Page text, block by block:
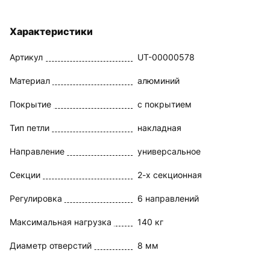
Характеристики
Артикул UT-00000578
Материал алюминий
Покрытие с покрытием
Тип петли накладная
Направление универсальное
Секции 2-х секционная
Регулировка 6 направлений
Максимальная нагрузка 140 кг
Диаметр отверстий 8 мм